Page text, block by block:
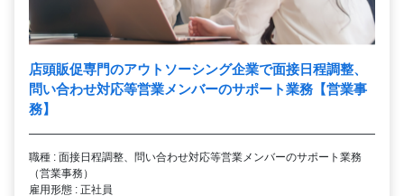
店頭販促専門のアウトソーシング企業で面接日程調整、
問い合わせ対応等営業メンバーのサポート業務【営業事
務】
職種 : 面接日程調整、問い合わせ対応等営業メンバーのサポート業務
（営業事務）
雇用形態 : 正社員